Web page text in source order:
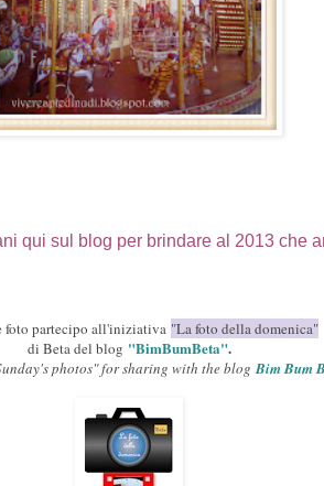
qui sul blog per brindare al 2013 che
foto partecipo all'iniziativa "La foto della domenica"
di Beta del blog "BimBumBeta".
photos" for sharing with the blogBim Bum